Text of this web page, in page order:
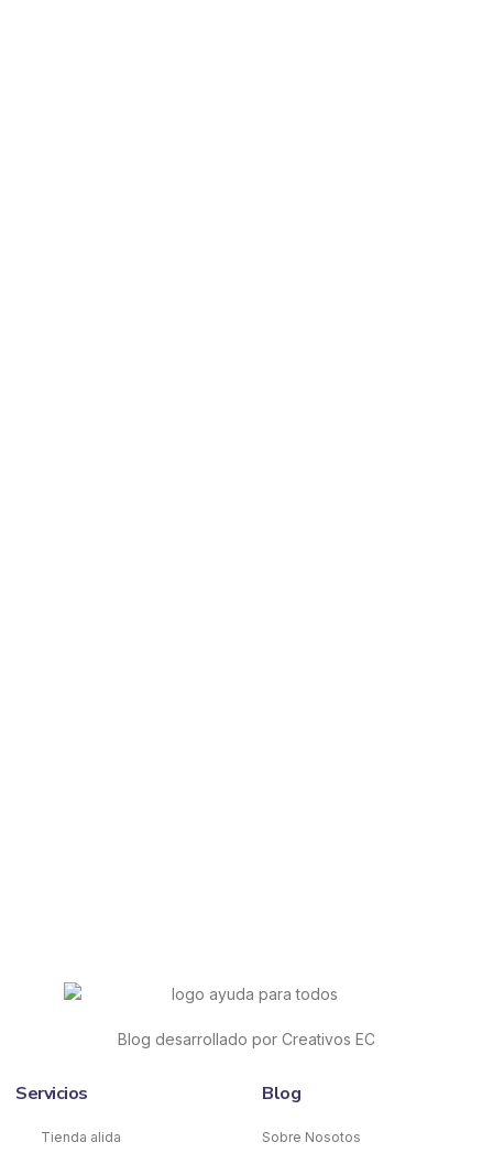
Blog desarrollado por Creativos EC
Servicios
Tienda alida
Blog
Sobre Nosotos